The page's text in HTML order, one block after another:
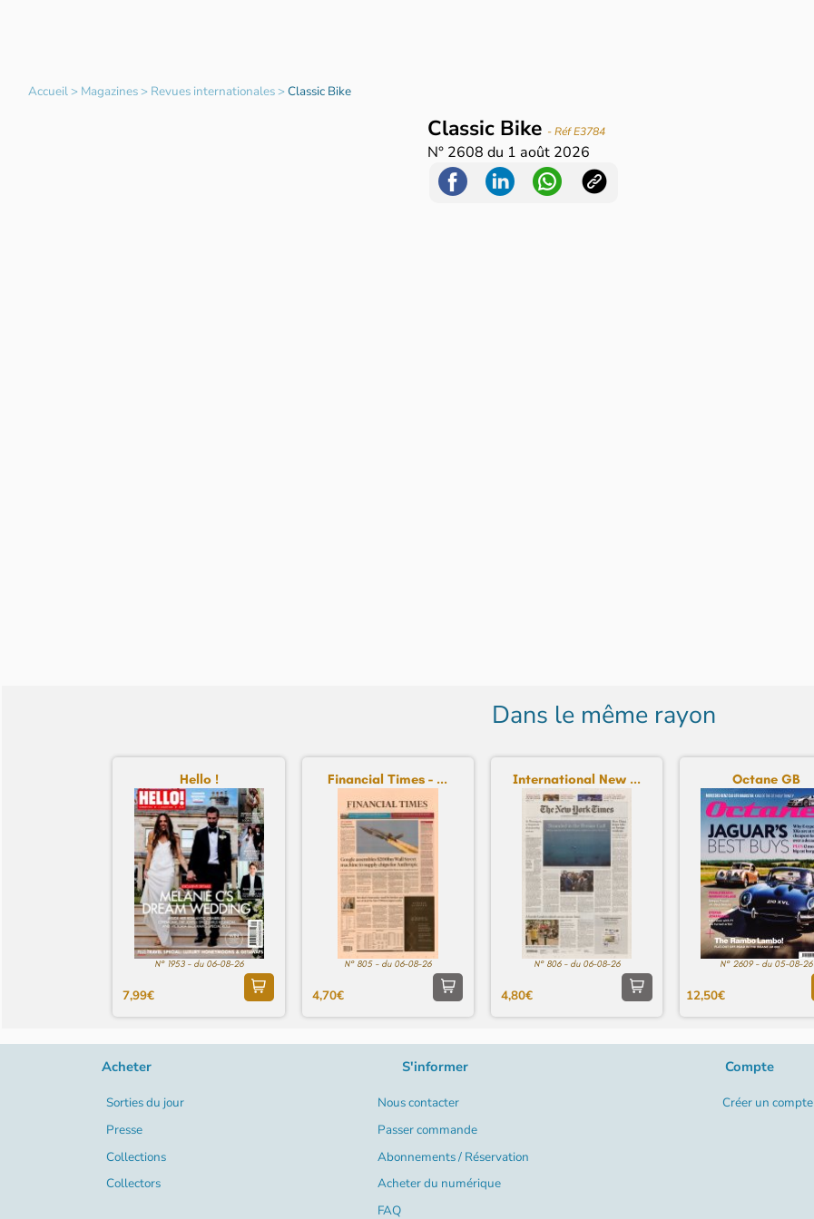
Accueil> Magazines> Revues internationales>Classic Bike
Classic Bike - Réf E3784
N° 2608 du 1 août 2026
Dans le même rayon
Hello !
N° 1953 - du 06-08-26
7,99€
Financial Times - ...
N° 805 - du 06-08-26
4,70€
International New ...
N° 806 - du 06-08-26
4,80€
Octane GB
N° 2609 - du 05-08-26
12,50€
Acheter
Sorties du jour
Presse
Collections
Collectors
S'informer
Nous contacter
Passer commande
Abonnements / Réservation
Acheter du numérique
FAQ
Compte
Créer un compte